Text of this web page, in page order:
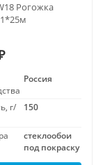
Рогожка
Россия
г/
150
стеклообои
под покраску